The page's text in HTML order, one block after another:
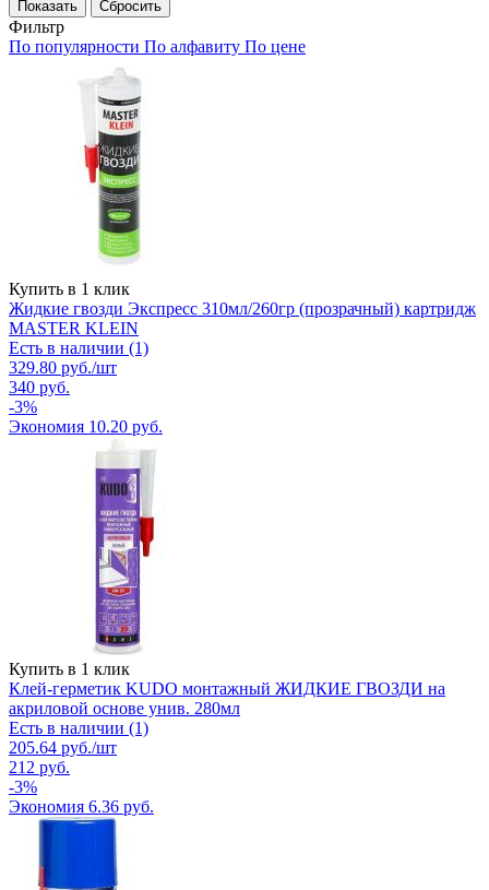
Сбросить
Фильтр
По популярности По алфавиту По цене
Купить в 1 клик
Жидкие гвозди Экспресс 310мл/260гр (прозрачный) картридж
MASTER KLEIN
Есть в наличии (1)
329.80 руб./шт
340 руб.
-3%
Экономия 10.20 руб.
Купить в 1 клик
Клей-герметик KUDO монтажный ЖИДКИЕ ГВОЗДИ на
акриловой основе унив. 280мл
Есть в наличии (1)
205.64 руб./шт
212 руб.
-3%
Экономия 6.36 руб.